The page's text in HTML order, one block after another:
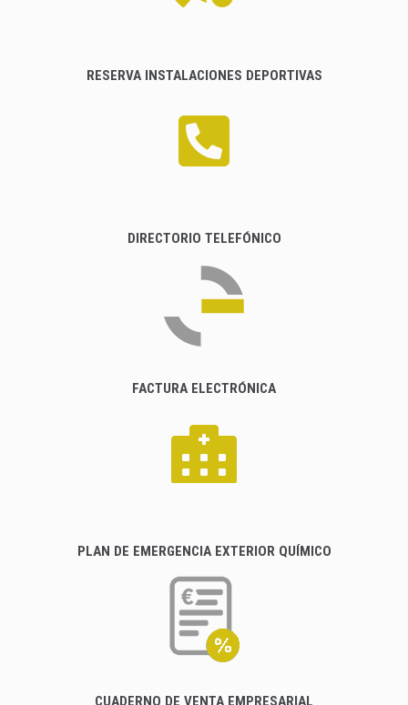
RESERVA INSTALACIONES DEPORTIVAS
DIRECTORIO TELEFÓNICO
FACTURA ELECTRÓNICA
PLAN DE EMERGENCIA EXTERIOR QUÍMICO
CUADERNO DE VENTA EMPRESARIAL